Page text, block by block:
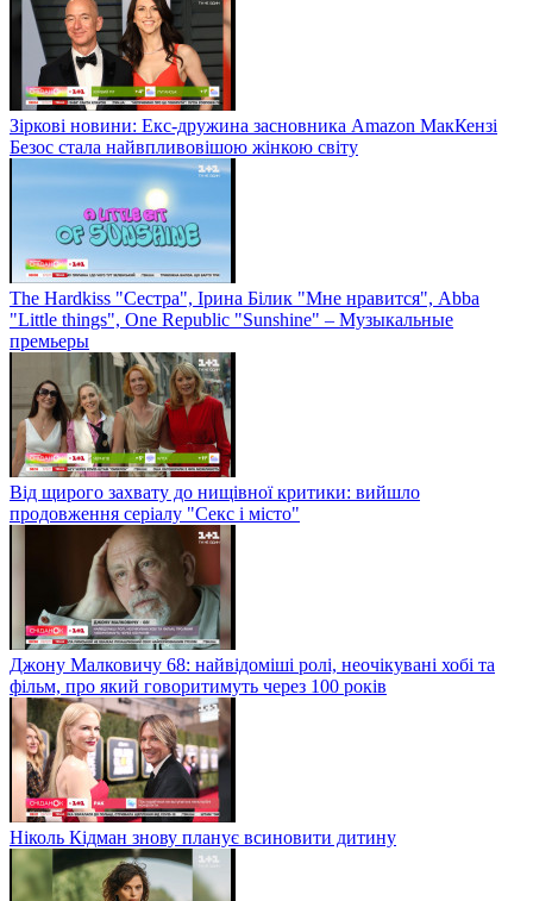
Зіркові новини: Екс-дружина засновника Amazon МакКензі
Безос стала найвпливовішою жінкою світу
The Hardkiss "Сестра", Ірина Білик "Мне нравится", Abba
"Little things", One Republic "Sunshine" – Музыкальные
премьеры
Від щирого захвату до нищівної критики: вийшло
продовження серіалу "Секс і місто"
Джону Малковичу 68: найвідоміші ролі, неочікувані хобі та
фільм, про який говоритимуть через 100 років
Ніколь Кідман знову планує всиновити дитину